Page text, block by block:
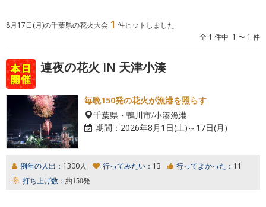
8月17日(月)の千葉県の花火大会 1 件ヒットしました
全 1 件中 1 〜 1 件
連夜の花火 IN 天津小湊
毎晩150発の花火が漁港を照らす
千葉県・鴨川市/小湊漁港
期間： 2026年8月1日(土)～17日(月)
例年の人出： 1300人 行ってみたい： 13 行ってよかった： 11
打ち上げ数： 約150発